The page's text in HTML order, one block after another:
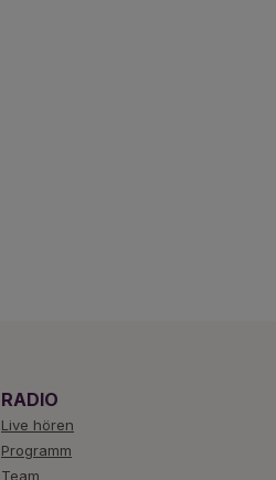
RADIO
Live hören
Programm
Team